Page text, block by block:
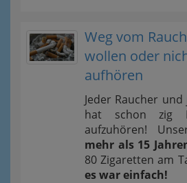
Weg vom
wollen oder
aufhören
Jeder Raucher
hat schon zig
aufzuhören!
mehr als 15
80 Zigaretten am
es war einfach!